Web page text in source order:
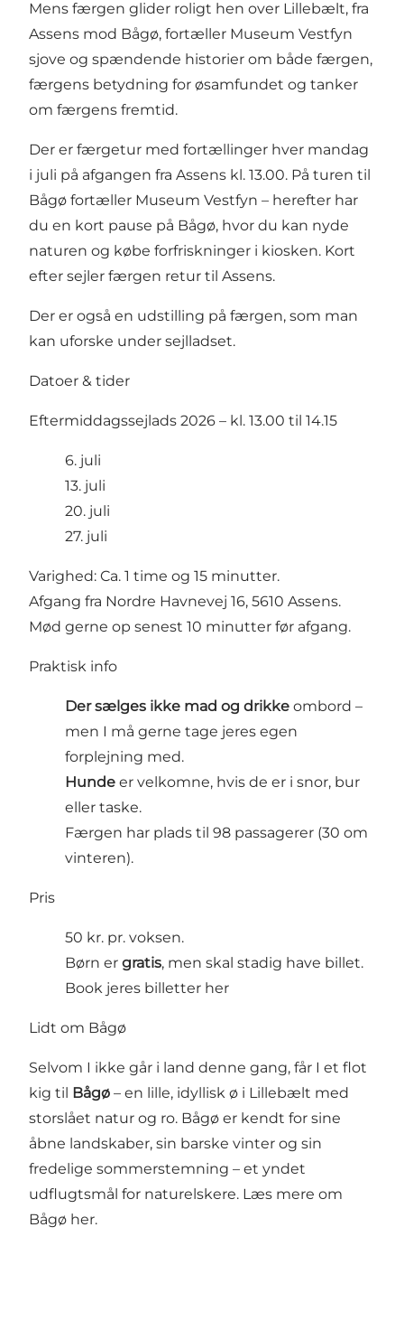
Mens færgen glider roligt hen over Lillebælt, fra
Assens mod Bågø, fortæller Museum Vestfyn
sjove og spændende historier om både færgen,
færgens betydning for øsamfundet og tanker
om færgens fremtid.
Der er færgetur med fortællinger hver mandag
i juli på afgangen fra Assens kl. 13.00. På turen til
Bågø fortæller Museum Vestfyn – herefter har
du en kort pause på Bågø, hvor du kan nyde
naturen og købe forfriskninger i kiosken. Kort
efter sejler færgen retur til Assens.
Der er også en udstilling på færgen, som man
kan uforske under sejlladset.
Datoer & tider
Eftermiddagssejlads 2026 – kl. 13.00 til 14.15
6. juli
13. juli
20. juli
27. juli
Varighed: Ca. 1 time og 15 minutter.
Afgang fra Nordre Havnevej 16, 5610 Assens.
Mød gerne op senest 10 minutter før afgang.
Praktisk info
Der sælges ikke mad og drikke ombord –
men I må gerne tage jeres egen
forplejning med.
Hunde er velkomne, hvis de er i snor, bur
eller taske.
Færgen har plads til 98 passagerer (30 om
vinteren).
Pris
50 kr. pr. voksen.
Børn er gratis, men skal stadig have billet.
Book jeres billetter her
Lidt om Bågø
Selvom I ikke går i land denne gang, får I et flot
kig til Bågø – en lille, idyllisk ø i Lillebælt med
storslået natur og ro. Bågø er kendt for sine
åbne landskaber, sin barske vinter og sin
fredelige sommerstemning – et yndet
udflugtsmål for naturelskere. Læs mere om
Bågø her.